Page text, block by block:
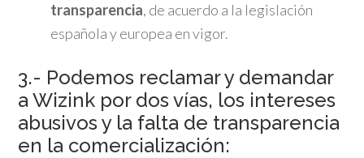
transparencia, de acuerdo a la legislación
española y europea en vigor.
3.- Podemos reclamar y demandar
a Wizink por dos vías, los intereses
abusivos y la falta de transparencia
en la comercialización: